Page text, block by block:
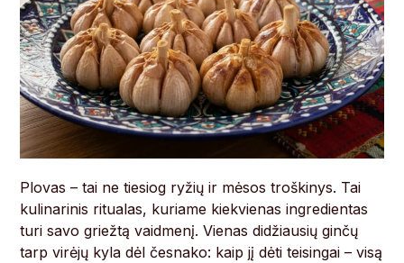
Plovas – tai ne tiesiog ryžių ir mėsos troškinys. Tai
kulinarinis ritualas, kuriame kiekvienas ingredientas
turi savo griežtą vaidmenį. Vienas didžiausių ginčų
tarp virėjų kyla dėl česnako: kaip jį dėti teisingai – visą